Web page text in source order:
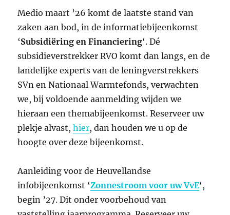
Medio maart ’26 komt de laatste stand van
zaken aan bod, in de informatiebijeenkomst
‘Subsidiëring en Financiering‘. Dé
subsidieverstrekker RVO komt dan langs, en de
landelijke experts van de leningverstrekkers
SVn en Nationaal Warmtefonds, verwachten
we, bij voldoende aanmelding wijden we
hieraan een themabijeenkomst. Reserveer uw
plekje alvast,hier, dan houden we u op de
hoogte over deze bijeenkomst.
Aanleiding voor de Heuvellandse
infobijeenkomst ‘Zonnestroom voor uw VvE‘,
begin ’27. Dit onder voorbehoud van